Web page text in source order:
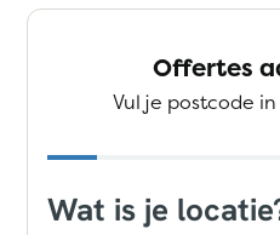
Offertes
Vul je postcode